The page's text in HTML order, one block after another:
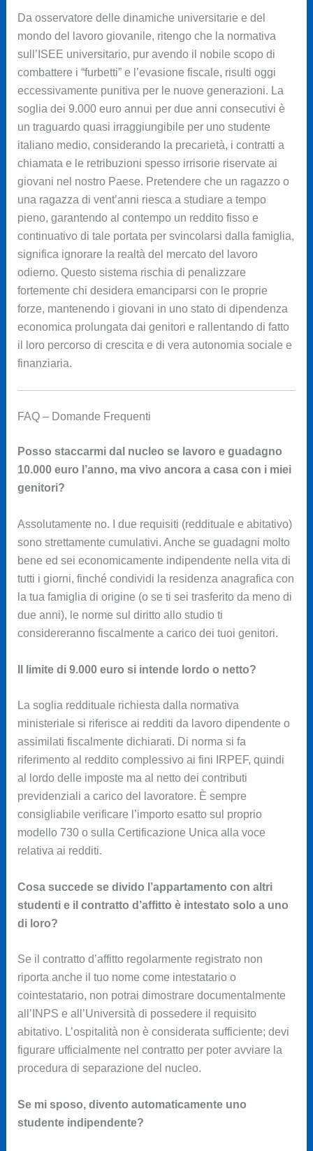
Da osservatore delle dinamiche universitarie e del
mondo del lavoro giovanile, ritengo che la normativa
sull’ISEE universitario, pur avendo il nobile scopo di
combattere i “furbetti” e l’evasione fiscale, risulti oggi
eccessivamente punitiva per le nuove generazioni. La
soglia dei 9.000 euro annui per due anni consecutivi è
un traguardo quasi irraggiungibile per uno studente
italiano medio, considerando la precarietà, i contratti a
chiamata e le retribuzioni spesso irrisorie riservate ai
giovani nel nostro Paese. Pretendere che un ragazzo o
una ragazza di vent’anni riesca a studiare a tempo
pieno, garantendo al contempo un reddito fisso e
continuativo di tale portata per svincolarsi dalla famiglia,
significa ignorare la realtà del mercato del lavoro
odierno. Questo sistema rischia di penalizzare
fortemente chi desidera emanciparsi con le proprie
forze, mantenendo i giovani in uno stato di dipendenza
economica prolungata dai genitori e rallentando di fatto
il loro percorso di crescita e di vera autonomia sociale e
finanziaria.
FAQ – Domande Frequenti
Posso staccarmi dal nucleo se lavoro e guadagno
10.000 euro l’anno, ma vivo ancora a casa con i miei
genitori?
Assolutamente no. I due requisiti (reddituale e abitativo)
sono strettamente cumulativi. Anche se guadagni molto
bene ed sei economicamente indipendente nella vita di
tutti i giorni, finché condividi la residenza anagrafica con
la tua famiglia di origine (o se ti sei trasferito da meno di
due anni), le norme sul diritto allo studio ti
considereranno fiscalmente a carico dei tuoi genitori.
Il limite di 9.000 euro si intende lordo o netto?
La soglia reddituale richiesta dalla normativa
ministeriale si riferisce ai redditi da lavoro dipendente o
assimilati fiscalmente dichiarati. Di norma si fa
riferimento al reddito complessivo ai fini IRPEF, quindi
al lordo delle imposte ma al netto dei contributi
previdenziali a carico del lavoratore. È sempre
consigliabile verificare l’importo esatto sul proprio
modello 730 o sulla Certificazione Unica alla voce
relativa ai redditi.
Cosa succede se divido l’appartamento con altri
studenti e il contratto d’affitto è intestato solo a uno
di loro?
Se il contratto d’affitto regolarmente registrato non
riporta anche il tuo nome come intestatario o
cointestatario, non potrai dimostrare documentalmente
all’INPS e all’Università di possedere il requisito
abitativo. L’ospitalità non è considerata sufficiente; devi
figurare ufficialmente nel contratto per poter avviare la
procedura di separazione del nucleo.
Se mi sposo, divento automaticamente uno
studente indipendente?